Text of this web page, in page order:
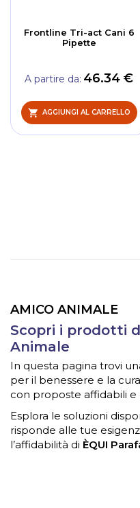
Frontline Tri-act Cani 6
Pipette
A partire da 46.34 €
AGGIUNGI AL CARRELLO
AMICO ANIMALE
Scopri i prodotti
Animale
In questa pagina trovi
per il benessere e la
con proposte affidabili e
Esplora le soluzioni
risponde alle tue
l’affidabilità di ÈQUI